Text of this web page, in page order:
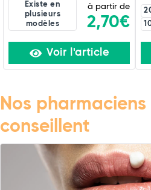
Existe en
plusieurs
modèles
à partir de
2,70€
Voir l'article
Nos pharmaciens
conseillent